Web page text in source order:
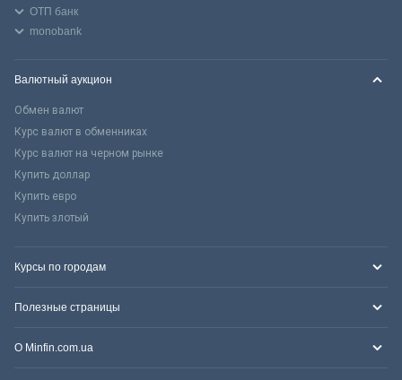
ОТП банк
monobank
Валютный аукцион
Обмен валют
Курс валют в обменниках
Курс валют на черном рынке
Купить доллар
Купить евро
Купить злотый
Курсы по городам
Полезные страницы
О Minfin.com.ua